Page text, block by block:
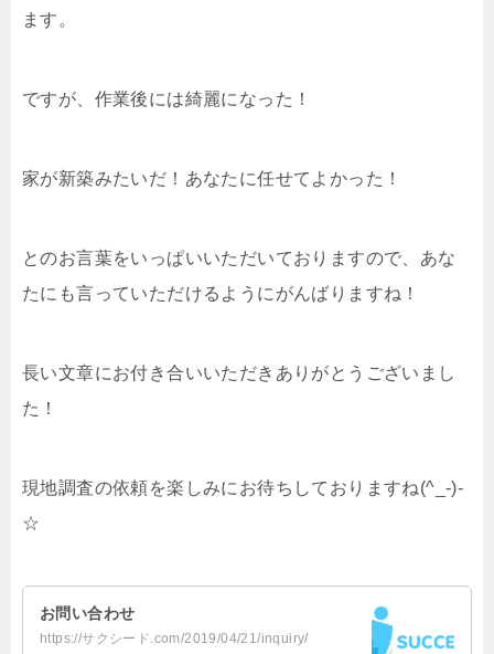
ます。
ですが、作業後には綺麗になった！
家が新築みたいだ！あなたに任せてよかった！
とのお言葉をいっぱいいただいておりますので、あな
たにも言っていただけるようにがんばりますね！
長い文章にお付き合いいただきありがとうございまし
た！
現地調査の依頼を楽しみにお待ちしておりますね(^_-)-
☆
お問い合わせ
https://サクシード.com/2019/04/21/inquiry/